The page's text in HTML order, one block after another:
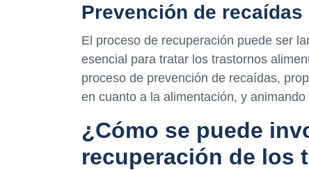
Prevención de recaídas
El proceso de recuperación puede ser
esencial para tratar los trastornos
proceso de prevención de recaídas,
en cuanto a la alimentación, y
¿Cómo se puede
recuperación de los